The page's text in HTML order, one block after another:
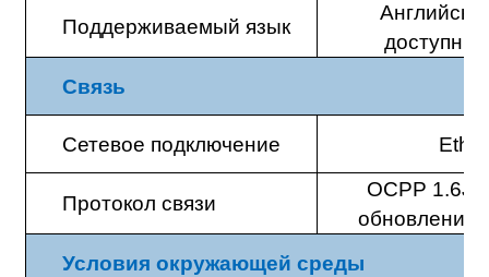
Поддерживаемый язык
доступны
Связь
Сетевое подключение
Протокол связи
OCPP 1.6J,
обновление
Условия окружающей среды